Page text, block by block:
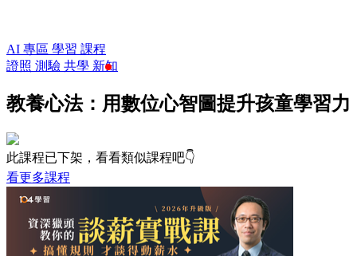
AI 專區 學習 課程
證照 測驗 共學 新知
教養心法：用數位心智圖提升孩童學習力
此課程已下架，看看類似課程吧👇
看更多課程